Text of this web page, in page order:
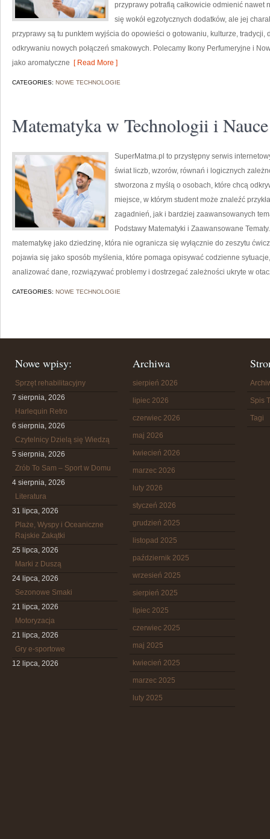
przyprawy potrafią całkowicie odmienić nawet
się wokół egzotycznych dodatków, ale jej
przyprawy są tu punktem wyjścia do opowieści o gotowaniu, kulturze, tradycji,
odkrywaniu nowych połączeń smakowych. Polecamy Ikony Perfumeryjne i
jako aromatyczne [ Read More ]
CATEGORIES: NOWE TECHNOLOGIE
Matematyka w Technologii i Nauce
SuperMatma.pl to przystępny serwis
świat liczb, wzorów, równań i logicznych
stworzona z myślą o osobach, które chcą
miejsce, w którym student może znaleźć
zagadnień, jak i bardziej zaawansowanych
Podstawy Matematyki i Zaawansowane
matematykę jako dziedzinę, która nie ogranicza się wyłącznie do zeszytu
pojawia się jako sposób myślenia, które pomaga opisywać codzienne
analizować dane, rozwiązywać problemy i dostrzegać zależności ukryte w
CATEGORIES: NOWE TECHNOLOGIE
Nowe wpisy:
Sprzęt rehabilitacyjny
7 sierpnia, 2026
Harlequin Retro
6 sierpnia, 2026
Czytelnicy Dzielą się Wiedzą
5 sierpnia, 2026
Zrób To Sam – Sport w Domu
4 sierpnia, 2026
Literatura
31 lipca, 2026
Plaże, Wyspy i Oceaniczne
Rajskie Zakątki
25 lipca, 2026
Marki z Duszą
24 lipca, 2026
Sezonowe Smaki
21 lipca, 2026
Motoryzacja
21 lipca, 2026
Gry e-sportowe
12 lipca, 2026
Archiwa
sierpień 2026
lipiec 2026
czerwiec 2026
maj 2026
kwiecień 2026
marzec 2026
luty 2026
styczeń 2026
grudzień 2025
listopad 2025
październik 2025
wrzesień 2025
sierpień 2025
lipiec 2025
czerwiec 2025
maj 2025
kwiecień 2025
marzec 2025
luty 2025
Spis
Tagi